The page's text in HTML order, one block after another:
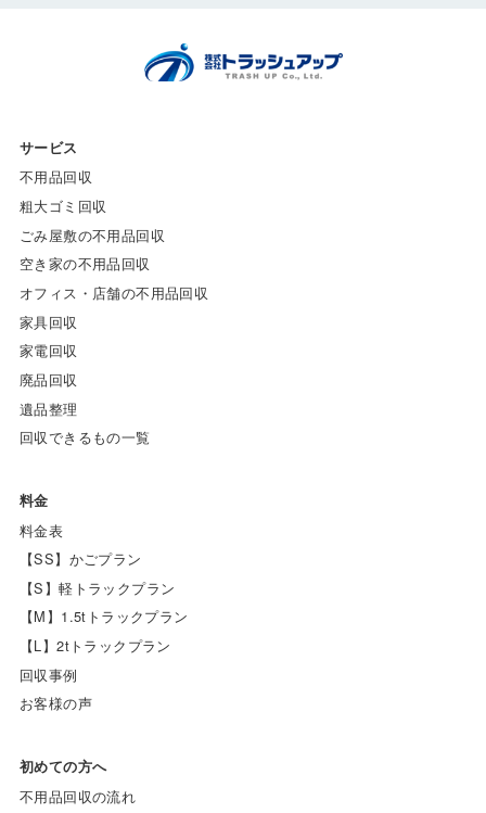
サービス
不用品回収
粗大ゴミ回収
ごみ屋敷の不用品回収
空き家の不用品回収
オフィス・店舗の不用品回収
家具回収
家電回収
廃品回収
遺品整理
回収できるもの一覧
料金
料金表
【SS】かごプラン
【S】軽トラックプラン
【M】1.5tトラックプラン
【L】2tトラックプラン
回収事例
お客様の声
初めての方へ
不用品回収の流れ